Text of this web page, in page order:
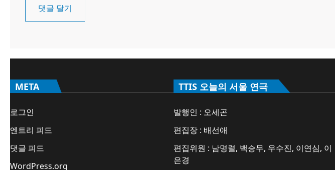
META
로그인
엔트리 피드
댓글 피드
WordPress.org
TTIS 오늘의 서울 연극
발행인 : 오세곤
편집장 : 배선애
편집위원 : 남명렬, 백승무, 우수진, 이연심, 이
은경